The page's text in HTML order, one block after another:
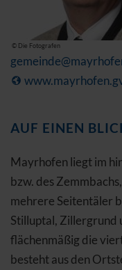
© Die Fotografen
AUF EINEN
Mayrhofen liegt im
bzw. des
mehrere Seitentäler
Stilluptal, Zillergrund
flächenmäßig die
besteht aus den